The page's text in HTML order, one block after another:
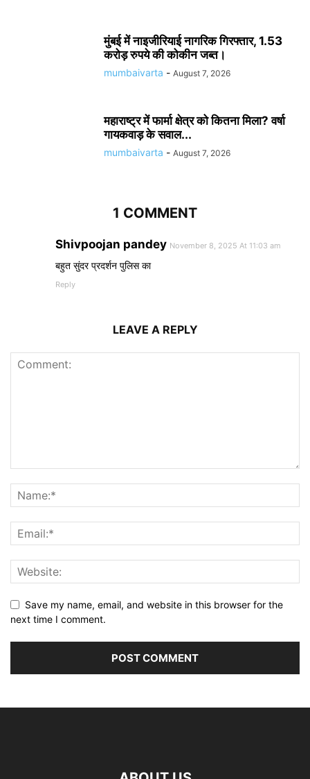
मुंबई में नाइजीरियाई नागरिक गिरफ्तार, 1.53
करोड़ रुपये की कोकीन जब्त।
mumbaivarta - August 7, 2026
महाराष्ट्र में फार्मा क्षेत्र को कितना मिला? वर्षा
गायकवाड़ के सवाल...
mumbaivarta - August 7, 2026
1 COMMENT
Shivpoojan pandey November 8, 2025 At 11:03 am
बहुत सुंदर प्रदर्शन पुलिस का
Reply
LEAVE A REPLY
Save my name, email, and website in this browser for the
next time I comment.